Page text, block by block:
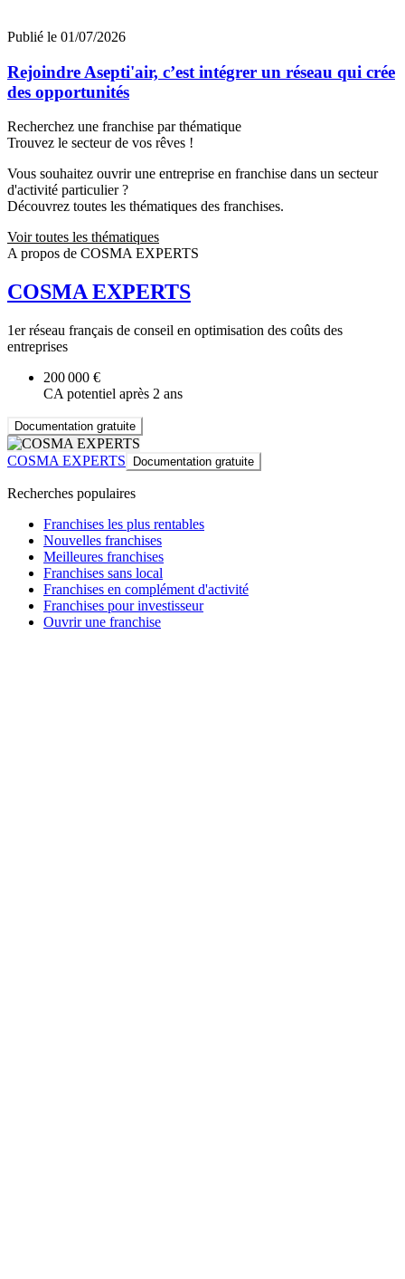
Publié le 01/07/2026
Rejoindre Asepti'air, c’est intégrer un réseau qui crée
des opportunités
Recherchez une franchise par thématique
Trouvez le secteur de vos rêves !
Vous souhaitez ouvrir une entreprise en franchise dans un secteur
d'activité particulier ?
Découvrez toutes les thématiques des franchises.
Voir toutes les thématiques
A propos de COSMA EXPERTS
COSMA EXPERTS
1er réseau français de conseil en optimisation des coûts des
entreprises
200 000 €
CA potentiel après 2 ans
Documentation gratuite
COSMA EXPERTS Documentation gratuite
Recherches populaires
Franchises les plus rentables
Nouvelles franchises
Meilleures franchises
Franchises sans local
Franchises en complément d'activité
Franchises pour investisseur
Ouvrir une franchise